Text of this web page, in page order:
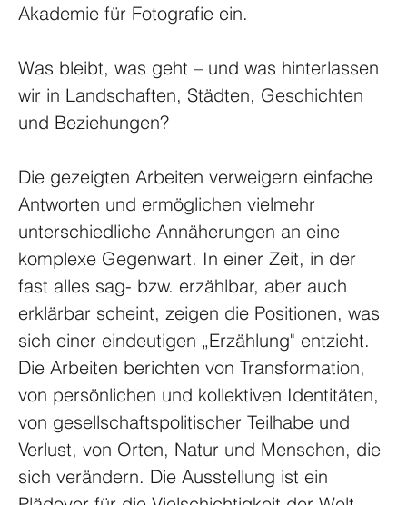
Akademie für Fotografie ein.
Was bleibt, was geht – und was hinterlassen
wir in Landschaften, Städten, Geschichten
und Beziehungen?
Die gezeigten Arbeiten verweigern einfache
Antworten und ermöglichen vielmehr
unterschiedliche Annäherungen an eine
komplexe Gegenwart. In einer Zeit, in der
fast alles sag- bzw. erzählbar, aber auch
erklärbar scheint, zeigen die Positionen, was
sich einer eindeutigen „Erzählung" entzieht.
Die Arbeiten berichten von Transformation,
von persönlichen und kollektiven Identitäten,
von gesellschaftspolitischer Teilhabe und
Verlust, von Orten, Natur und Menschen, die
sich verändern. Die Ausstellung ist ein